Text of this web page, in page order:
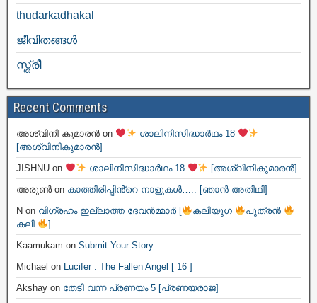
thudarkadhakal
ജീവിതങ്ങള്‍
സ്ത്രീ
Recent Comments
അശ്വിനി കുമാരൻ on
ശാലിനിസിദ്ധാർഥം 18
[അശ്വിനികുമാരൻ]
JISHNU on ശാലിനിസിദ്ധാർഥം 18
[അശ്വിനികുമാരൻ]
അരുൺon കാത്തിരിപ്പിൻ്റെ നാളുകൾ….. [ഞാൻ അതിഥി]
N on വിഗ്രഹം ഇല്ലാത്ത ദേവൻമ്മാർ [ കലിയുഗ
പുത്രൻ
കലി
]
Kaamukam on Submit Your Story
Michael on Lucifer : The Fallen Angel [ 16 ]
Akshay on തേടി വന്ന പ്രണയം 5 [പ്രണയരാജ]